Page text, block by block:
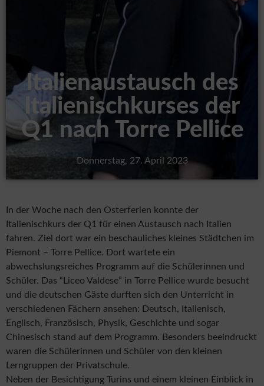
Italienaustausch des
Italienischkurses der
Q1 nach Torre Pellice
Donnerstag, 27. April 2023
In der Woche nach den Osterferien konnte der
Italienischkurs der Q1 für einen Austausch nach Italien
fahren. Ziel dort war ein beschauliches kleines Städtchen im
Piemont – Torre Pellice. Dort wartete ein
abwechslungsreiches Programm auf die Schülerinnen und
Schüler. Das “Liceo Valdese” in Torre Pellice wurde besucht
und die deutschen Gäste durften sich den Unterricht in
verschiedenen Fächern ansehen: Deutsch, Italienisch,
Englisch, Französisch, Physik, Geschichte und sogar
Chinesisch stand auf dem Programm. Besonders beeindruckt
waren die Schülerinnen und Schüler von den kleinen
Lerngruppen der Privatschule.
Neben der Besichtigung Turins und einem kleinen Einblick in